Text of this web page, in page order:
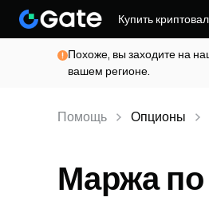
Купить
Похоже, вы заходите на
вашем регионе.
Помощь Опционы
Маржа по